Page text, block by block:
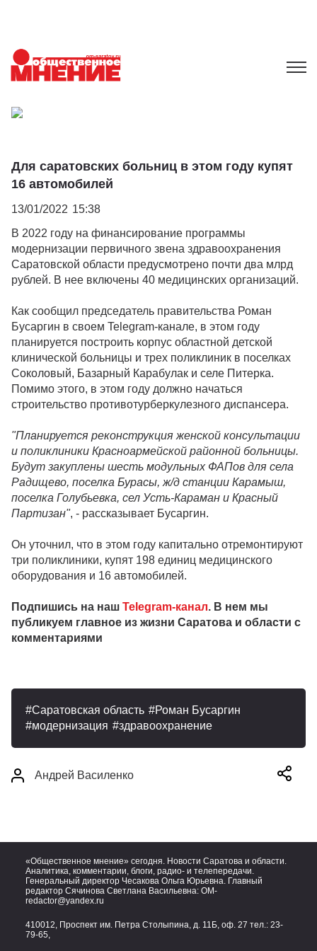
Для саратовских больниц в этом году купят
16 автомобилей
13/01/2022 15:38
В 2022 году на финансирование программы
модернизации первичного звена здравоохранения
Саратовской области предусмотрено почти два млрд
рублей. В нее включены 40 медицинских организаций.
Как сообщил председатель правительства Роман
Бусаргин в своем Telegram-канале, в этом году
планируется построить корпус областной детской
клинической больницы и трех поликлиник в поселках
Соколовый, Базарный Карабулак и селе Питерка.
Помимо этого, в этом году должно начаться
строительство противотурберкулезного диспансера.
"Планируется реконструкция женской консультации
и поликлиники Красноармейской районной больницы.
Будут закуплены шесть модульных ФАПов для села
Радищево, поселка Бурасы, ж/д станции Карамыш,
поселка Голубьевка, сел Усть-Караман и Красный
Партизан", - рассказывает Бусаргин.
Он уточнил, что в этом году капитально отремонтируют
три поликлиники, купят 198 единиц медицинского
оборудования и 16 автомобилей.
Подпишись на наш Telegram-канал. В нем мы
публикуем главное из жизни Саратова и области с
комментариями
Саратовская область
Роман Бусаргин
модернизация
здравоохранение
Андрей Василенко
«Общественное мнение» сегодня. Новости Саратова и области.
Аналитика, комментарии, блоги, радио- и телепередачи.
Генеральный директор Чесакова Ольга Юрьевна. Главный
редактор Сячинова Светлана Васильевна: OM-
redactor@yandex.ru
410012, Проспект им. Петра Столыпина, д. 11Б, оф. 27 тел.: 23-
79-65,